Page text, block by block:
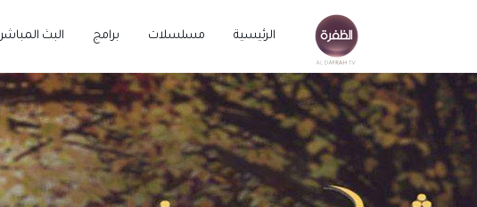
الرئيسية مسلسلات برامج البث المباشر